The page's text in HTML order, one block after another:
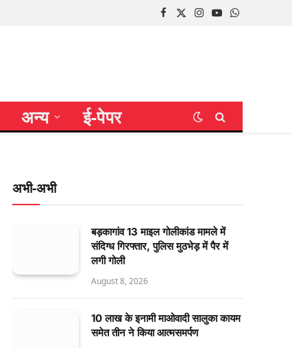
Facebook
X
Instagram
YouTubeWhatsApp
अन्य ई-पेपर
अभी-अभी
बड़कागांव 13 माइल गोलीकांड मामले में
संदिग्ध गिरफ्तार, पुलिस मुठभेड़ में पैर में
लगी गोली
August 8, 2026
10 लाख के इनामी माओवादी सालुका कायम
समेत तीन ने किया आत्मसमर्पण